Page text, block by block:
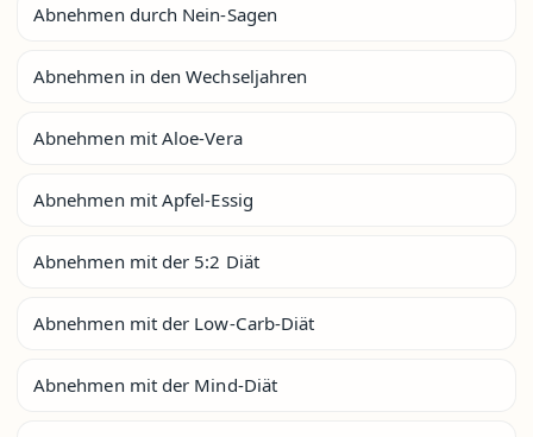
Abnehmen durch Nein-Sagen
Abnehmen in den Wechseljahren
Abnehmen mit Aloe-Vera
Abnehmen mit Apfel-Essig
Abnehmen mit der 5:2 Diät
Abnehmen mit der Low-Carb-Diät
Abnehmen mit der Mind-Diät